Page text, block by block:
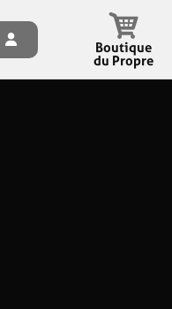
Boutique
du Propre